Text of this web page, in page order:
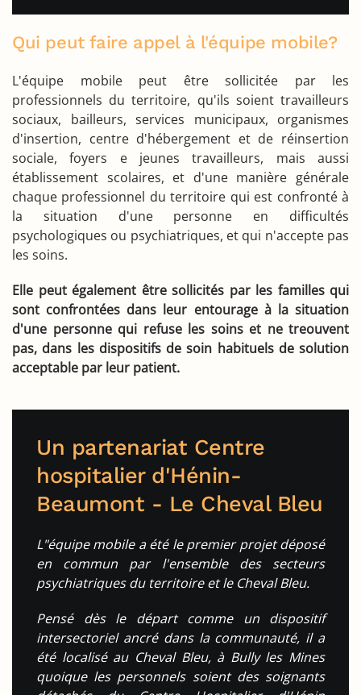
Qui peut faire appel à l'équipe mobile?
L'équipe mobile peut être sollicitée par les
professionnels du territoire, qu'ils soient travailleurs
sociaux, bailleurs, services municipaux, organismes
d'insertion, centre d'hébergement et de réinsertion
sociale, foyers e jeunes travailleurs, mais aussi
établissement scolaires, et d'une manière générale
chaque professionnel du territoire qui est confronté à
la situation d'une personne en difficultés
psychologiques ou psychiatriques, et qui n'accepte pas
les soins.
Elle peut également être sollicités par les familles qui
sont confrontées dans leur entourage à la situation
d'une personne qui refuse les soins et ne treouvent
pas, dans les dispositifs de soin habituels de solution
acceptable par leur patient.
Un partenariat Centre
hospitalier d'Hénin-
Beaumont - Le Cheval Bleu
L"équipe mobile a été le premier projet déposé
en commun par l'ensemble des secteurs
psychiatriques du territoire et le Cheval Bleu.
Pensé dès le départ comme un dispositif
intersectoriel ancré dans la communauté, il a
été localisé au Cheval Bleu, à Bully les Mines
quoique les personnels soient des soignants